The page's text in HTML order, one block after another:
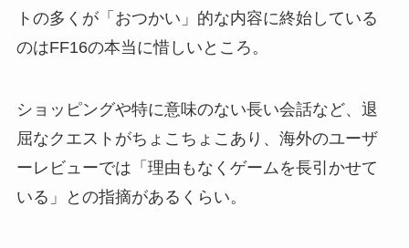
トの多くが「おつかい」的な内容に終始している
のはFF16の本当に惜しいところ。
ショッピングや特に意味のない長い会話など、退
屈なクエストがちょこちょこあり、海外のユーザ
ーレビューでは「理由もなくゲームを長引かせて
いる」との指摘があるくらい。